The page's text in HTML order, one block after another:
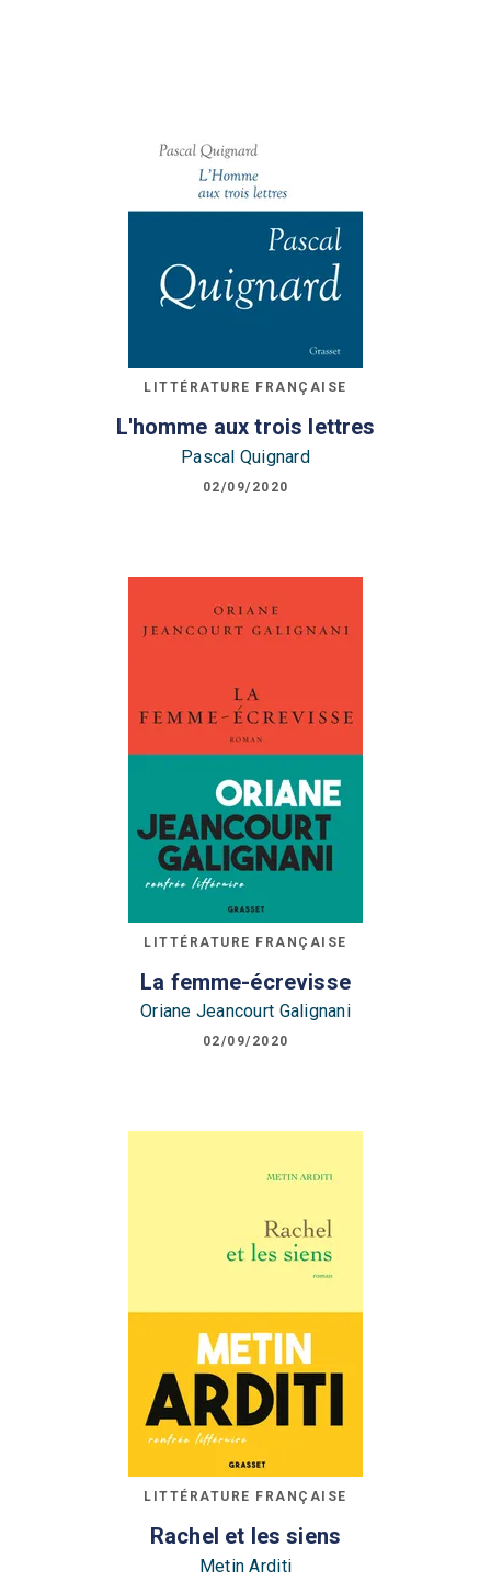
LITTÉRATURE FRANÇAISE
L'homme aux trois lettres
Pascal Quignard
02/09/2020
LITTÉRATURE FRANÇAISE
La femme-écrevisse
Oriane Jeancourt Galignani
02/09/2020
LITTÉRATURE FRANÇAISE
Rachel et les siens
Metin Arditi